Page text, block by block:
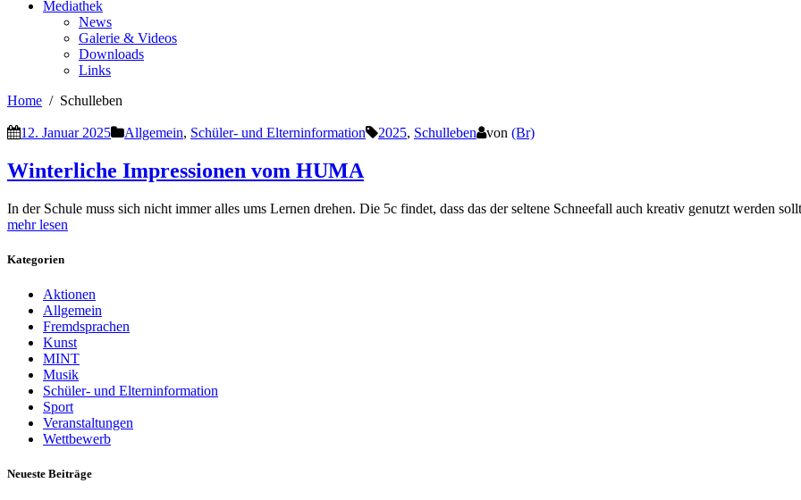
Mediathek
News
Galerie & Videos
Downloads
Links
Home
Schulleben
12. Januar 2025 Allgemein, Schüler- und Elterninformation 2025, Schulleben von (Br)
Winterliche Impressionen vom HUMA
In der Schule muss sich nicht immer alles ums Lernen drehen. Die 5c findet, dass das der seltene Schneefall auch kreativ genutzt werden
mehr lesen
Kategorien
Aktionen
Allgemein
Fremdsprachen
Kunst
MINT
Musik
Schüler- und Elterninformation
Sport
Veranstaltungen
Wettbewerb
Neueste Beiträge